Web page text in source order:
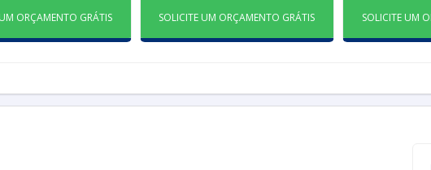
ORÇAMENTO GRÁTIS SOLICITE UM ORÇAMENTO GRÁTIS SOLICITE UM